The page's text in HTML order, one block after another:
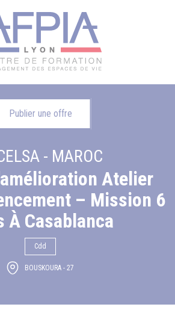
Publier une offre
- MAROC
Atelier
– Mission 6
À Casablanca
Cdd
BOUSKOURA - 27